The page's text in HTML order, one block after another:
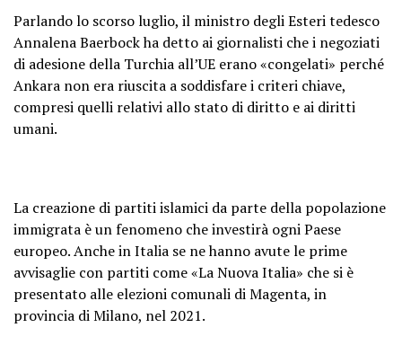
Parlando lo scorso luglio, il ministro degli Esteri tedesco
Annalena Baerbock ha detto ai giornalisti che i negoziati
di adesione della Turchia all’UE erano «congelati» perché
Ankara non era riuscita a soddisfare i criteri chiave,
compresi quelli relativi allo stato di diritto e ai diritti
umani.
La creazione di partiti islamici da parte della popolazione
immigrata è un fenomeno che investirà ogni Paese
europeo. Anche in Italia se ne hanno avute le prime
avvisaglie con partiti come «La Nuova Italia» che si è
presentato alle elezioni comunali di Magenta, in
provincia di Milano, nel 2021.